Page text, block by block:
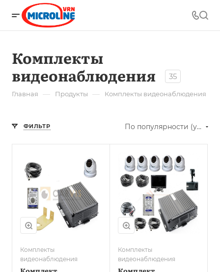
Комплекты
видеонаблюдения
35
Главная — Продукты — Комплекты видеонаблюдения
ФИЛЬТР По популярности (убывание)
Комплекты
видеонаблюдения
Комплекты
видеонаблюдения